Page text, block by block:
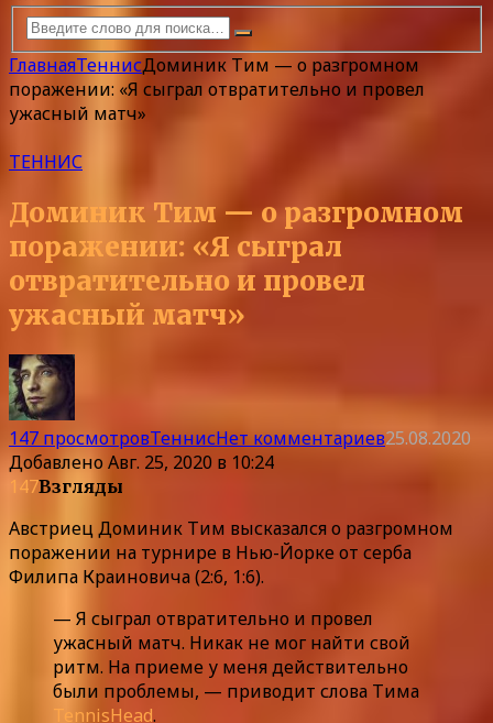
ГлавнаяТеннисДоминик Тим — о разгромном
поражении: «Я сыграл отвратительно и провел
ужасный матч»
ТЕННИС
Доминик Тим — о разгромном
поражении: «Я сыграл
отвратительно и провел
ужасный матч»
147 просмотровТеннисНет комментариев25.08.2020
ДобавленоАвг. 25, 2020 в 10:24
147Взгляды
Австриец Доминик Тим высказался о разгромном
поражении на турнире в Нью-Йорке от серба
Филипа Краиновича (2:6, 1:6).
— Я сыграл отвратительно и провел
ужасный матч. Никак не мог найти свой
ритм. На приеме у меня действительно
были проблемы, — приводит слова Тима
TennisHead.